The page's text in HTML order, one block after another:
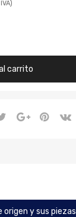
carrito
origen y sus piezas